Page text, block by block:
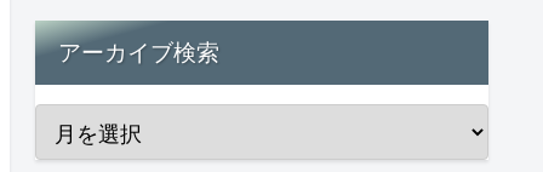
アーカイブ検索